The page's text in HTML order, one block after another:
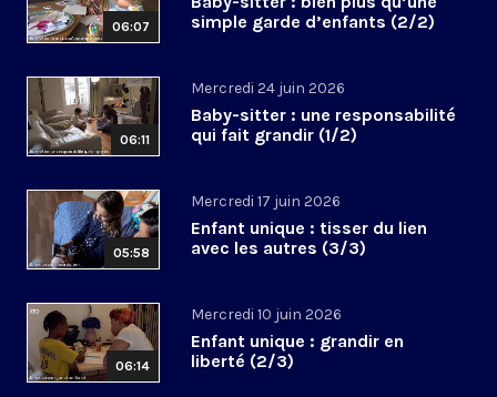
06:07
simple garde d’enfants (2/2)
06:11
Mercredi 24 juin 2026
Baby-sitter : une responsabilité
qui fait grandir (1/2)
05:58
Mercredi 17 juin 2026
Enfant unique : tisser du lien
avec les autres (3/3)
06:14
Mercredi 10 juin 2026
Enfant unique : grandir en
liberté (2/3)